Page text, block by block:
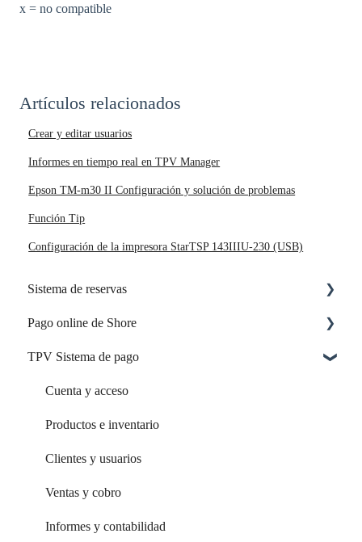
x = no compatible
Artículos relacionados
Crear y editar usuarios
Informes en tiempo real en TPV Manager
Epson TM-m30 II Configuración y solución de problemas
Función Tip
Configuración de la impresora StarTSP 143IIIU-230 (USB)
Sistema de reservas
Reserva online
Empleados & Recursos
Tu inicio con Shore
Tu cuenta y acceso
Calendario y citas
Página de reservas
Configuración de reservas
Pago online de Shore
Configuración y activación
Opciones de pago y funciones
TPV Sistema de pago
Cuenta y acceso
Productos e inventario
Clientes y usuarios
Ventas y cobro
Informes y contabilidad